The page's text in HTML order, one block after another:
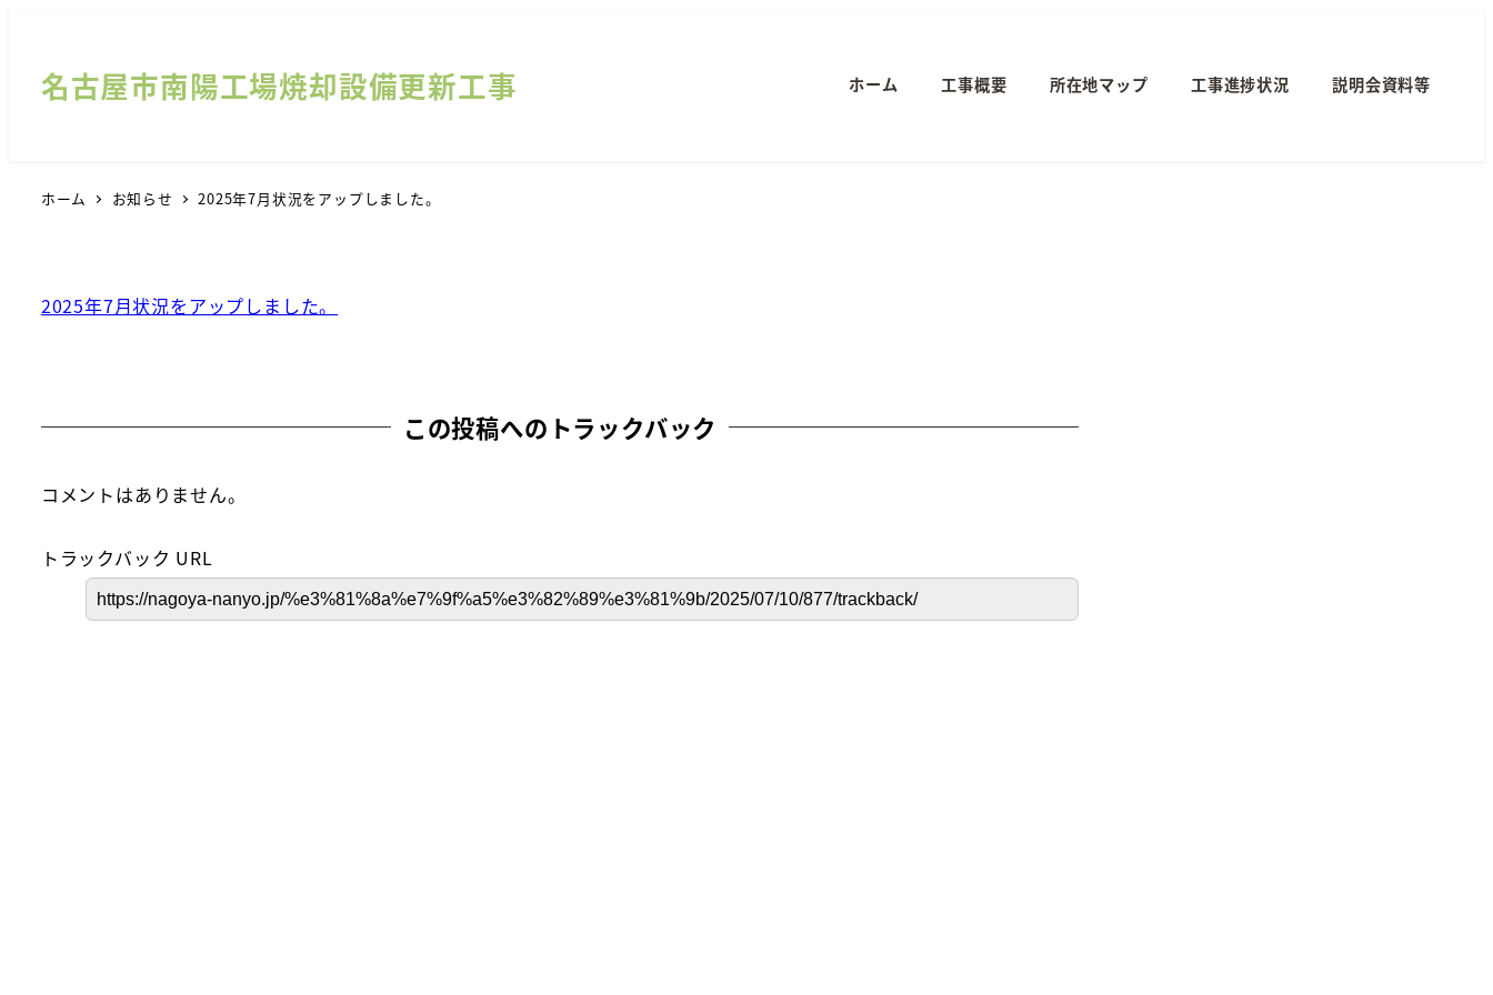
名古屋市南陽工場焼却設備更新工事 ホーム 工事概要 所在地マップ 工事進捗状況 説明会資料等
ホーム お知らせ 2025年7月状況をアップしました。
2025年7月状況をアップしました。
この投稿へのトラックバック
コメントはありません。
トラックバック URL